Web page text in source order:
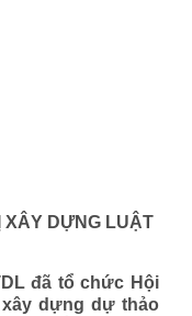
XÂY DỰNG LUẬT
đã tổ chức Hội
dựng dự thảo